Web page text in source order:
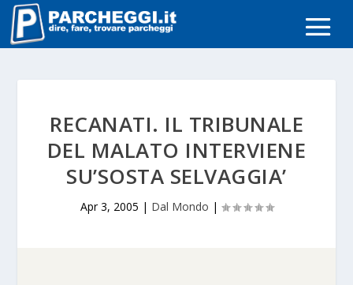
RECANATI. IL TRIBUNALE
DEL MALATO INTERVIENE
SU’SOSTA SELVAGGIA’
Apr 3, 2005 | Dal Mondo |